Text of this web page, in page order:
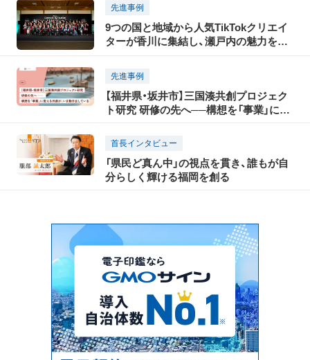
先進事例
9つの国と地域から人気TikTokクリエイ
ターが香川に集結し、瀬戸内の魅力を
Connect By Tourism 〜瀬戸内の魅力発
信・裏瀬戸芸プロジェクト〜」開催レポー
ト（前編）
先進事例
【福井県・坂井市】三国湊共創プロジェク
ト研究 研修の先へ──構想を「事業」に変
首長インタビュー
「県民ど真ん中」の視点を貫き、誰もが自
分らしく輝ける福岡を創る